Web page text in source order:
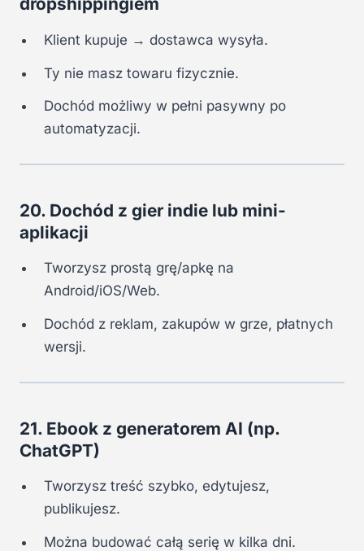
Klient kupuje → dostawca wysyła.
Ty nie masz towaru fizycznie.
Dochód możliwy w pełni pasywny po
automatyzacji.
20. Dochód z gier indie lub mini-
aplikacji
Tworzysz prostą grę/apkę na
Android/iOS/Web.
Dochód z reklam, zakupów w grze, płatnych
wersji.
21. Ebook z generatorem AI (np.
ChatGPT)
Tworzysz treść szybko, edytujesz,
publikujesz.
Można budować całą serię w kilka dni.